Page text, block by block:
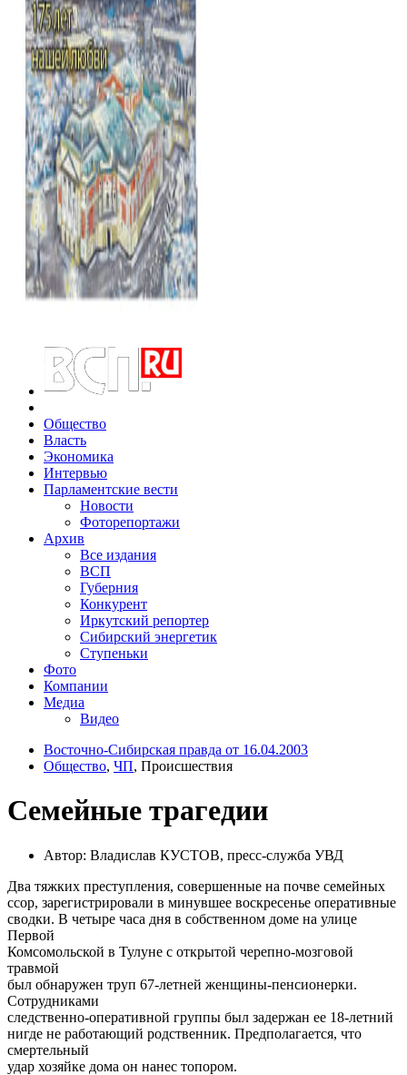
Общество
Власть
Экономика
Интервью
Парламентские вести
Новости
Фоторепортажи
Архив
Все издания
ВСП
Губерния
Конкурент
Иркутский репортер
Сибирский энергетик
Ступеньки
Фото
Компании
Медиа
Видео
Восточно-Сибирская правда от 16.04.2003
Общество, ЧП, Происшествия
Семейные трагедии
Автор: Владислав КУСТОВ, пресс-служба УВД
Два тяжких преступления, совершенные на почве семейных
ссор, зарегистрировали в минувшее воскресенье оперативные
сводки. В четыре часа дня в собственном доме на улице
Первой
Комсомольской в Тулуне с открытой черепно-мозговой
травмой
был обнаружен труп 67-летней женщины-пенсионерки.
Сотрудниками
следственно-оперативной группы был задержан ее 18-летний
нигде не работающий родственник. Предполагается, что
смертельный
удар хозяйке дома он нанес топором.